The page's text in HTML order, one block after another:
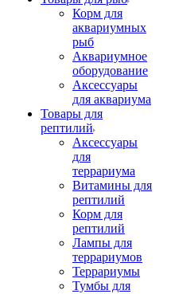
Корм для
аквариумных
рыб
Аквариумное
оборудование
Аксессуары
для аквариума
Товары для
рептилий
Аксессуары
для
террариума
Витамины для
рептилий
Корм для
рептилий
Лампы для
террариумов
Террариумы
Тумбы для